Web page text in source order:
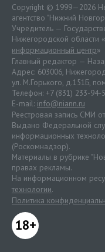
Copyright © 1999—2026
агентство "Нижний
Учредитель —
Нижегородской области «
информационный центр»
Главный редактор —
Адрес: 603006,
ул. М.Горького, д.151Б,
Телефон: +7 (831) 233-94-
E-mail: info@niann.ru
Реестровая запись СМИ
Выдано Федеральной
информационных
(Роскомнадзор).
Материалы в рубрике
правах рекламы.
На информационном
технологии.
Политика
18+